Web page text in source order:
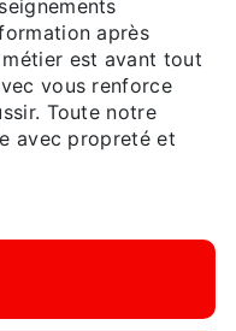
après
est avant tout
vous renforce
Toute notre
avec propreté et